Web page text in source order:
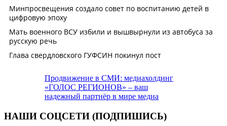
Продвижение в СМИ: медиахолдинг
«ГОЛОС РЕГИОНОВ» – ваш
надежный партнёр в мире медиа
НАШИ СОЦСЕТИ (ПОДПИШИСЬ)